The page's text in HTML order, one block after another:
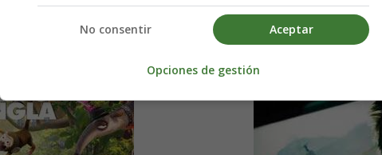
película Río 2 Estreno en
Aceptar
No consentir
Opciones de gestión